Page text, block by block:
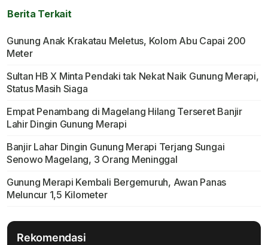
Berita Terkait
Gunung Anak Krakatau Meletus, Kolom Abu Capai 200
Meter
Sultan HB X Minta Pendaki tak Nekat Naik Gunung Merapi,
Status Masih Siaga
Empat Penambang di Magelang Hilang Terseret Banjir
Lahir Dingin Gunung Merapi
Banjir Lahar Dingin Gunung Merapi Terjang Sungai
Senowo Magelang, 3 Orang Meninggal
Gunung Merapi Kembali Bergemuruh, Awan Panas
Meluncur 1,5 Kilometer
Rekomendasi